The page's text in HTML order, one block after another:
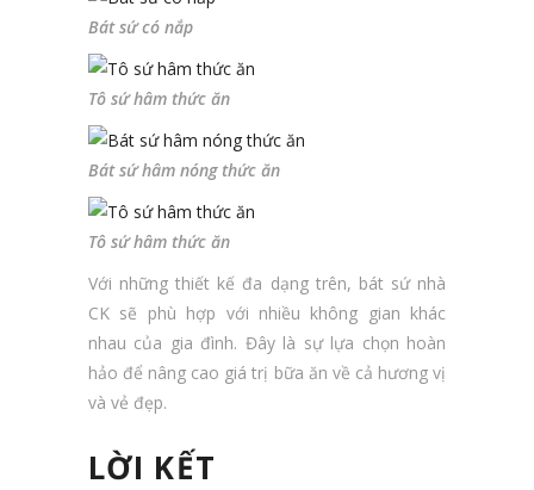
Bát sứ có nắp
Tô sứ hâm thức ăn
Bát sứ hâm nóng thức ăn
Tô sứ hâm thức ăn
Với những thiết kế đa dạng trên, bát sứ nhà
CK sẽ phù hợp với nhiều không gian khác
nhau của gia đình. Đây là sự lựa chọn hoàn
hảo để nâng cao giá trị bữa ăn về cả hương vị
và vẻ đẹp.
LỜI KẾT